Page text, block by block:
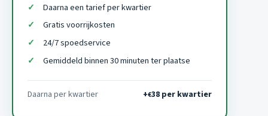
Daarna een tarief per kwartier
Gratis voorrijkosten
24/7 spoedservice
Gemiddeld binnen 30 minuten ter plaatse
Daarna per kwartier +€38 per kwartier